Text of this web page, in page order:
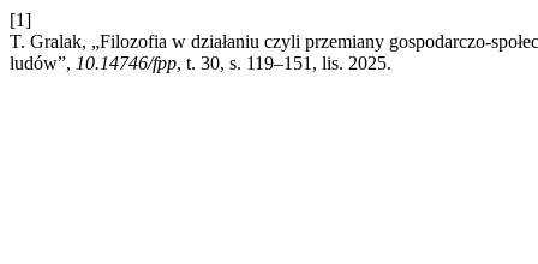
[1]
T. Gralak, „Filozofia w działaniu czyli przemiany gospodarczo-
ludów”, 10.14746/fpp, t. 30, s. 119–151, lis. 2025.